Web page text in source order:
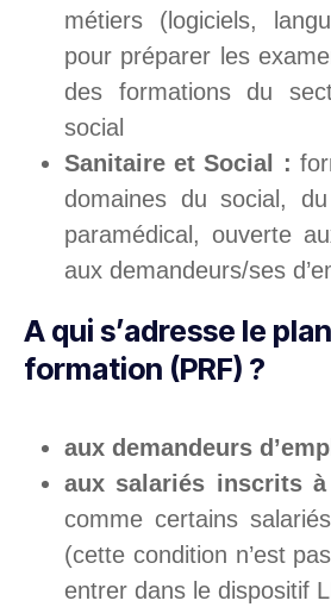
métiers (logiciels,
pour préparer les
des formations du
social
Sanitaire et Social :
domaines du social,
paramédical, ouverte
aux demandeurs/ses
A qui s’adresse le
formation (PRF) ?
aux demandeurs
aux salariés inscrits à
comme certains
(cette condition n’est
entrer dans le dispositif